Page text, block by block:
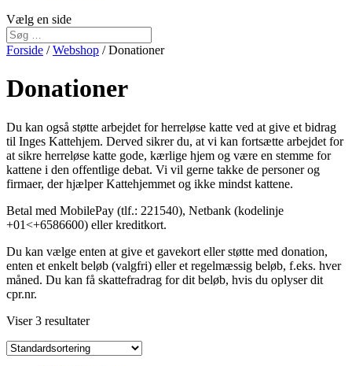
Vælg en side
Forside /Webshop / Donationer
Donationer
Du kan også støtte arbejdet for herreløse katte ved at give et bidrag
til Inges Kattehjem. Derved sikrer du, at vi kan fortsætte arbejdet for
at sikre herreløse katte gode, kærlige hjem og være en stemme for
kattene i den offentlige debat. Vi vil gerne takke de personer og
firmaer, der hjælper Kattehjemmet og ikke mindst kattene.
Betal med MobilePay (tlf.: 221540), Netbank (kodelinje
+01<+6586600) eller kreditkort.
Du kan vælge enten at give et gavekort eller støtte med donation,
enten et enkelt beløb (valgfri) eller et regelmæssig beløb, f.eks. hver
måned. Du kan få skattefradrag for dit beløb, hvis du oplyser dit
cpr.nr.
Viser 3 resultater